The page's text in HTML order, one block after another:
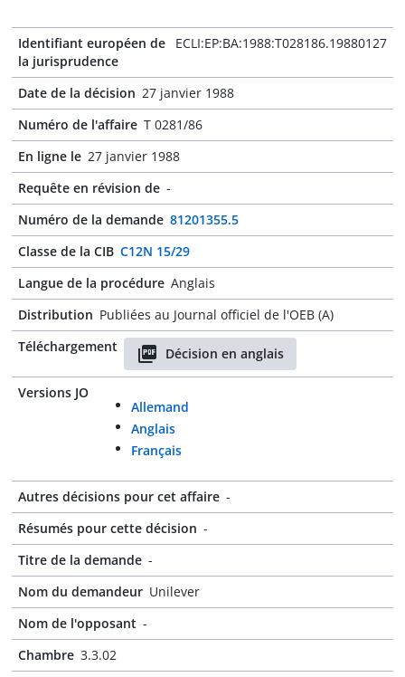
Identifiant européen de
la jurisprudence
ECLI:EP:BA:1988:T028186.19880127
Date de la décision 27 janvier 1988
Numéro de l'affaire T 0281/86
En ligne le 27 janvier 1988
Requête en révision de -
Numéro de la demande 81201355.5
Classe de la CIB C12N 15/29
Langue de la procédure Anglais
Distribution Publiées au Journal officiel de l'OEB (A)
Téléchargement
Décision en anglais
Versions JO
Allemand
Anglais
Français
Autres décisions pour cet affaire -
Résumés pour cette décision -
Titre de la demande -
Nom du demandeur Unilever
Nom de l'opposant -
Chambre 3.3.02